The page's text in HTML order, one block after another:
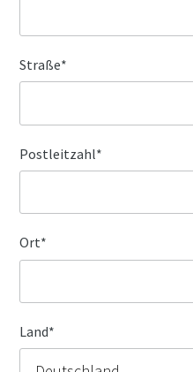
Straße*
Postleitzahl*
Ort*
Land*